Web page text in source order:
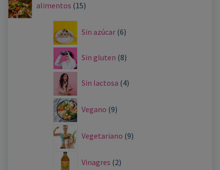
alimentos 15
Sin azúcar 6
Sin gluten 8
Sin lactosa 4
Vegano 9
Vegetariano 9
Vinagres 2